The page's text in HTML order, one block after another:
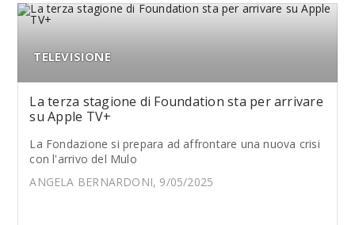
TELEVISIONE
La terza stagione di Foundation sta per arrivare
su Apple TV+
La Fondazione si prepara ad affrontare una nuova crisi
con l'arrivo del Mulo
ANGELA BERNARDONI, 9/05/2025